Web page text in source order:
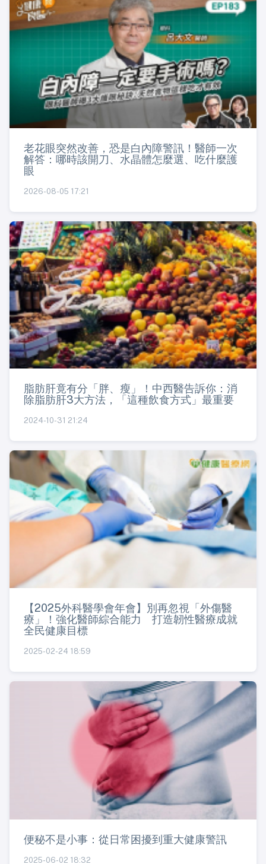
老花眼突然改善，恐是白內障警訊！醫師一次
解答：哪時該開刀、水晶體怎麼選、吃什麼護
眼
2026-08-05 17:21
脂肪肝竟有分「胖、瘦」！中西醫告訴你：消
除脂肪肝3大方法，「這種飲食方式」最重要
2024-10-31 21:24
【2025外科醫學會年會】別再忽視「外傷醫
療」！強化醫師綜合能力 打造韌性醫療成就
全民健康目標
2025-02-24 18:59
便秘不是小事：從日常困擾到重大健康警訊
2025-06-02 18:32